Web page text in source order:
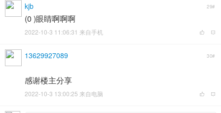
kjb 29#
(0 )眼睛啊啊啊
2022-10-3 11:06:31 来自手机
13629927089 30#
感谢楼主分享
2022-10-3 13:00:25 来自电脑